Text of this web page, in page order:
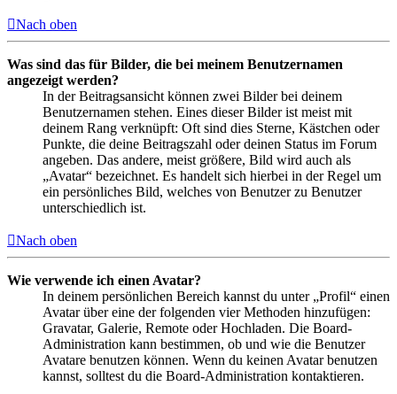
Nach oben
Was sind das für Bilder, die bei meinem Benutzernamen
angezeigt werden?
In der Beitragsansicht können zwei Bilder bei deinem
Benutzernamen stehen. Eines dieser Bilder ist meist mit
deinem Rang verknüpft: Oft sind dies Sterne, Kästchen oder
Punkte, die deine Beitragszahl oder deinen Status im Forum
angeben. Das andere, meist größere, Bild wird auch als
„Avatar“ bezeichnet. Es handelt sich hierbei in der Regel um
ein persönliches Bild, welches von Benutzer zu Benutzer
unterschiedlich ist.
Nach oben
Wie verwende ich einen Avatar?
In deinem persönlichen Bereich kannst du unter „Profil“ einen
Avatar über eine der folgenden vier Methoden hinzufügen:
Gravatar, Galerie, Remote oder Hochladen. Die Board-
Administration kann bestimmen, ob und wie die Benutzer
Avatare benutzen können. Wenn du keinen Avatar benutzen
kannst, solltest du die Board-Administration kontaktieren.